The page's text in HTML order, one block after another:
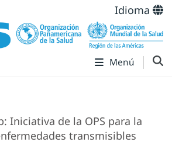
Idioma
Menú
Iniciativa de la OPS para la
transmisibles